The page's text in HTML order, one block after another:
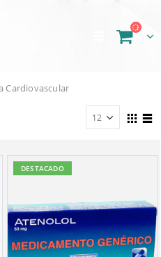
Cardiovascular
DESTACADO